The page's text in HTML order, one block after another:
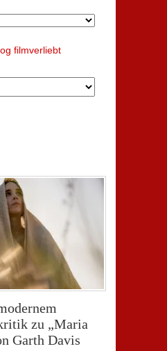
zu „Maria
Garth Davis